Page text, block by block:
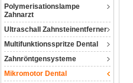
Polymerisationslampe
Zahnarzt
Ultraschall Zahnsteinentferner
Multifunktionsspritze Dental
Zahnröntgensysteme
Mikromotor Dental